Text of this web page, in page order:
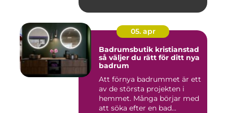
05. apr
Badrumsbutik kristianstad
så väljer du rätt för ditt nya
badrum
Att förnya badrummet är ett
av de största projekten i
hemmet. Många börjar med
att söka efter en bad...